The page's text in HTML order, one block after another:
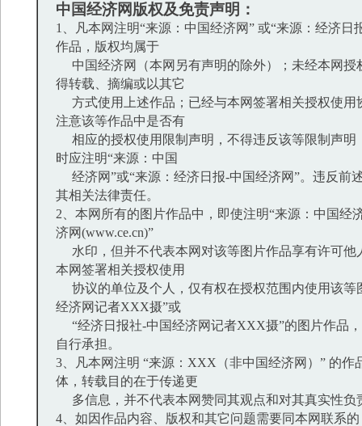
中国经济网版权及免责声明：
1、凡本网注明“来源：中国经济网” 或“来源：经济日
作品，版权均属于
中国经济网（本网另有声明的除外）；未经本网授
得转载、摘编或以其它
方式使用上述作品；已经与本网签署相关授权使用
注意该等作品中是否有
相应的授权使用限制声明，不得违反该等限制声明
时应注明“来源：中国
经济网”或“来源：经济日报-中国经济网”。违反前
其相关法律责任。
2、本网所有的图片作品中，即使注明“来源：中国经
济网(www.ce.cn)”
水印，但并不代表本网对该等图片作品享有许可他
本网签署相关授权使用
协议的单位及个人，仅有权在授权范围内使用该等
经济网记者XXX摄”或
“经济日报社-中国经济网记者XXX摄”的图片作品
自行承担。
3、凡本网注明 “来源：XXX（非中国经济网）” 的作
体，转载目的在于传递更
多信息，并不代表本网赞同其观点和对其真实性负
4、如因作品内容、版权和其它问题需要同本网联系